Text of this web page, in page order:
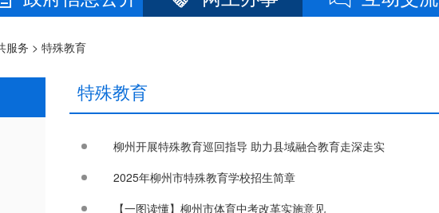
服务 > 特殊教育
特殊教育
柳州开展特殊教育巡回指导 助力县域融合教育走深走实
2025年柳州市特殊教育学校招生简章
【一图读懂】柳州市体育中考改革实施意见